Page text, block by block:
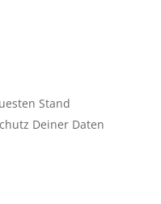
Stand
Deiner Daten